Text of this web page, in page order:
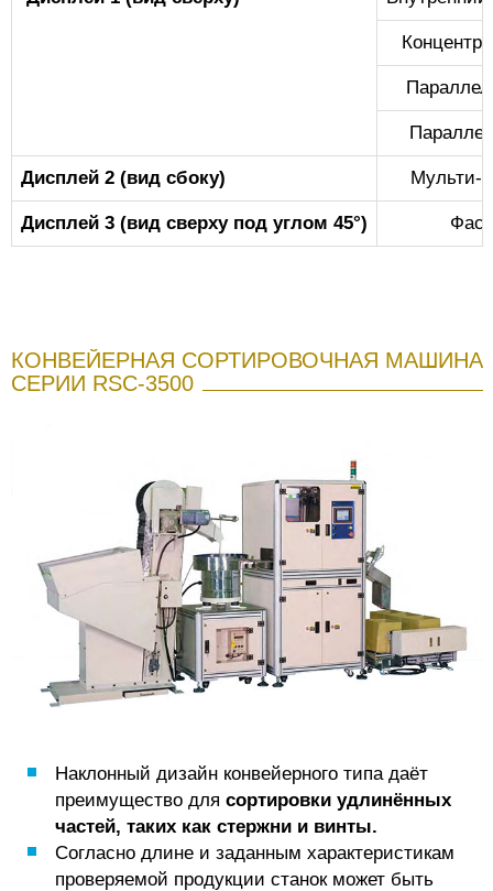
Дисплей 2 (вид сбоку) Мульти-
Дисплей 3 (вид сверху под углом 45°)
КОНВЕЙЕРНАЯ СОРТИРОВОЧНАЯ МАШИНА
СЕРИИ RSC-3500
Наклонный дизайн конвейерного типа даёт
преимущество для сортировки удлинённых
частей, таких как стержни и винты.
Согласно длине и заданным характеристикам
проверяемой продукции станок может быть